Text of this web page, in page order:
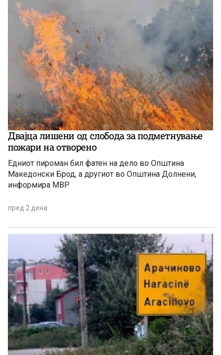
Двајца лишени од слобода за подметнување
пожари на отворено
Едниот пироман бил фатен на дело во Општина
Македонски Брод, а другиот во Општина Долнени,
информира МВР
пред 2 дена